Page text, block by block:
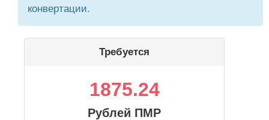
конвертации.
Требуется
1875.24
Рублей ПМР